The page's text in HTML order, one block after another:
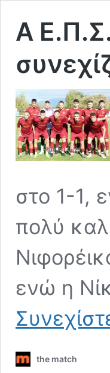
A
στο 1-1,
πολύ
ενώ η
the match